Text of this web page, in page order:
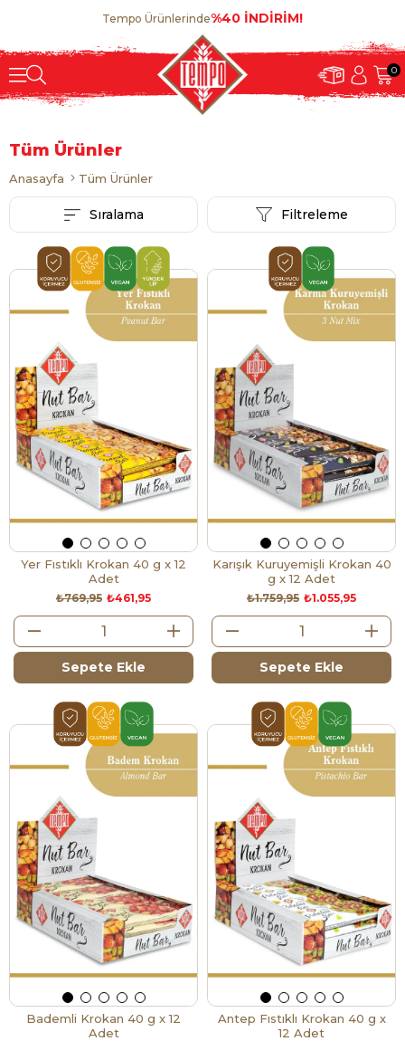
Tempo Ürünlerinde%40 İNDİRİM!
0
Tüm Ürünler
Anasayfa Tüm Ürünler
Filtreleme
Sıralama
Yer Fıstıklı Krokan 40 g x 12
Adet
₺461,95
₺769,95
Sepete Ekle
Karışık Kuruyemişli Krokan 40
g x 12 Adet
₺1.055,95
₺1.759,95
Sepete Ekle
Bademli Krokan 40 g x 12
Adet
Antep Fıstıklı Krokan 40 g x
12 Adet